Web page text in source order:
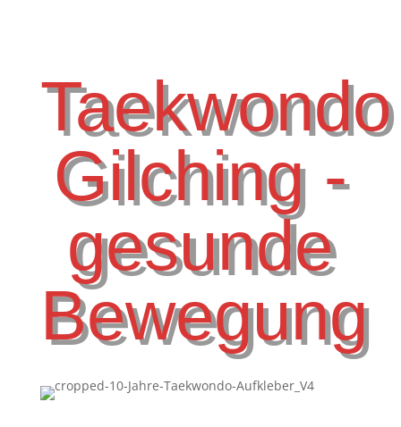
Taekwondo
Gilching -
gesunde
Bewegung